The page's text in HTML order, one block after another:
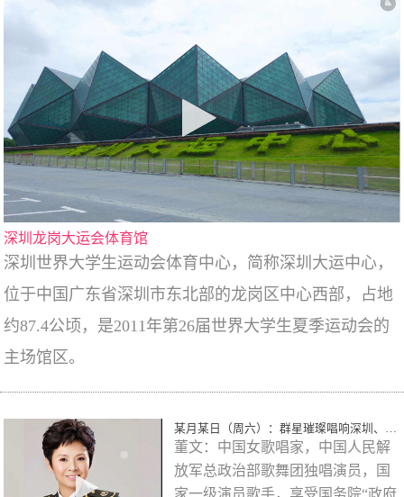
深圳龙岗大运会体育馆
深圳世界大学生运动会体育中心，简称深圳大运中心，
位于中国广东省深圳市东北部的龙岗区中心西部，占地
约87.4公顷，是2011年第26届世界大学生夏季运动会的
主场馆区。
某月某日（周六）：群星璀璨唱响深圳、歌颂一代伟人、春天的故事、大型演唱会！
董文：中国女歌唱家，中国人民解
放军总政治部歌舞团独唱演员，国
家一级演员歌手，享受国务院“政府